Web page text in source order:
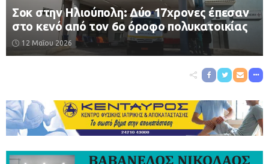
Σοκ στην Ηλιούπολη: Δύο 17χρονες έπεσαν
στο κενό από τον 6ο όροφο πολυκατοικίας
12 Μαΐου 2026